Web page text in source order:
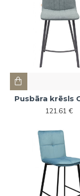
Pusbāra krēsls
121.61 €